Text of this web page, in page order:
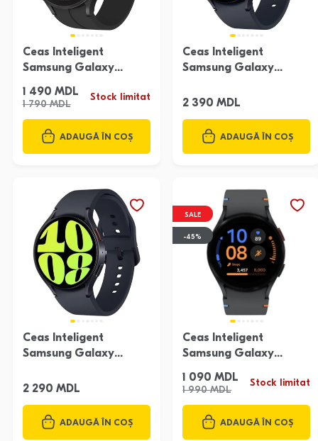
Ceas Inteligent
Samsung Galaxy
1 490 MDL
1 790 MDL
Stock limitat
ADAUGĂ ÎN COȘ
Ceas Inteligent
Samsung Galaxy
2 390 MDL
ADAUGĂ ÎN COȘ
Ceas Inteligent
Samsung Galaxy
2 290 MDL
ADAUGĂ ÎN COȘ
SALE
-45%
Ceas Inteligent
Samsung Galaxy
1 090 MDL
1 990 MDL
Stock limitat
ADAUGĂ ÎN COȘ